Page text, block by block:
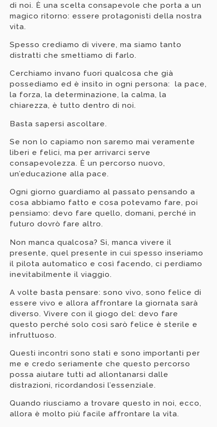
di noi. È una scelta consapevole che porta a un
magico ritorno: essere protagonisti della nostra
vita.
Spesso crediamo di vivere, ma siamo tanto
distratti che smettiamo di farlo.
Cerchiamo invano fuori qualcosa che già
possediamo ed è insito in ogni persona: la pace,
la forza, la determinazione, la calma, la
chiarezza, è tutto dentro di noi.
Basta sapersi ascoltare.
Se non lo capiamo non saremo mai veramente
liberi e felici, ma per arrivarci serve
consapevolezza. È un percorso nuovo,
un’educazione alla pace.
Ogni giorno guardiamo al passato pensando a
cosa abbiamo fatto e cosa potevamo fare, poi
pensiamo: devo fare quello, domani, perché in
futuro dovrò fare altro.
Non manca qualcosa? Si, manca vivere il
presente, quel presente in cui spesso inseriamo
il pilota automatico e così facendo, ci perdiamo
inevitabilmente il viaggio.
A volte basta pensare: sono vivo, sono felice di
essere vivo e allora affrontare la giornata sarà
diverso. Vivere con il giogo del: devo fare
questo perché solo così sarò felice è sterile e
infruttuoso.
Questi incontri sono stati e sono importanti per
me e credo seriamente che questo percorso
possa aiutare tutti ad allontanarsi dalle
distrazioni, ricordandosi l’essenziale.
Quando riusciamo a trovare questo in noi, ecco,
allora è molto più facile affrontare la vita.